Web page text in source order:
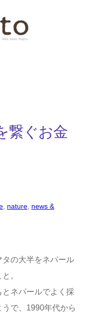
繋ぐお金
nature news &
の大半をネパール
。
とネパールでよく採
で、1990年代から